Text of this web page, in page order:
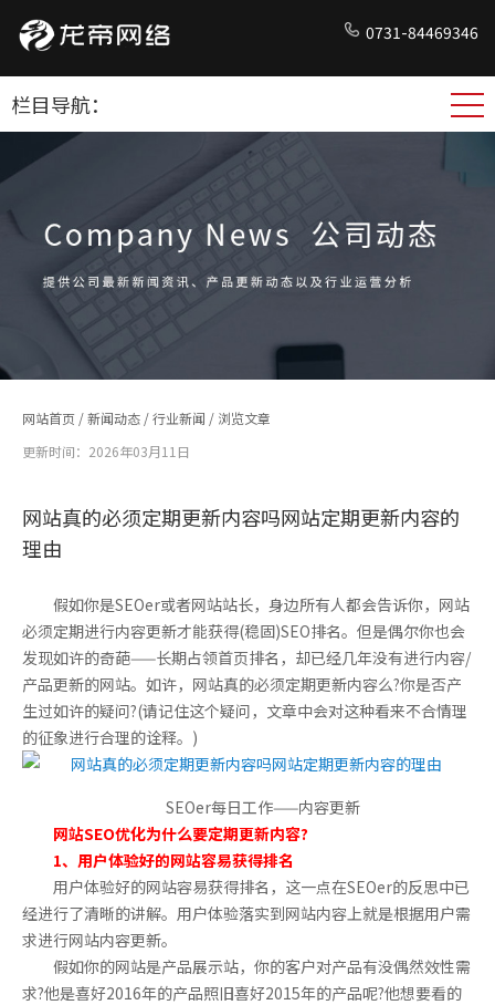
0731-84469346
栏目导航：
网站首页 /新闻动态 /行业新闻 / 浏览文章
更新时间：2026年03月11日
网站真的必须定期更新内容吗网站定期更新内容的
理由
假如你是SEOer或者网站站长，身边所有人都会告诉你，网站
必须定期进行内容更新才能获得(稳固)SEO排名。但是偶尔你也会
发现如许的奇葩——长期占领首页排名，却已经几年没有进行内容/
产品更新的网站。如许，网站真的必须定期更新内容么?你是否产
生过如许的疑问?(请记住这个疑问，文章中会对这种看来不合情理
的征象进行合理的诠释。)
SEOer每日工作——内容更新
网站SEO优化为什么要定期更新内容?
1、用户体验好的网站容易获得排名
用户体验好的网站容易获得排名，这一点在SEOer的反思中已
经进行了清晰的讲解。用户体验落实到网站内容上就是根据用户需
求进行网站内容更新。
假如你的网站是产品展示站，你的客户对产品有没偶然效性需
求?他是喜好2016年的产品照旧喜好2015年的产品呢?他想要看的